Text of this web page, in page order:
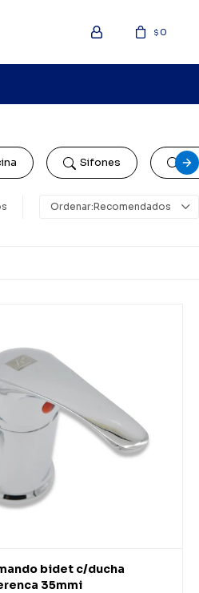
$0
Sifones
Recomendados
bidet c/ducha
35mmi